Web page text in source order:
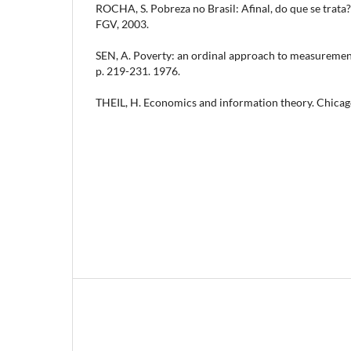
ROCHA, S. Pobreza no Brasil: Afinal, do que se
FGV, 2003.
SEN, A. Poverty: an ordinal approach to
p. 219-231. 1976.
THEIL, H. Economics and information theory.